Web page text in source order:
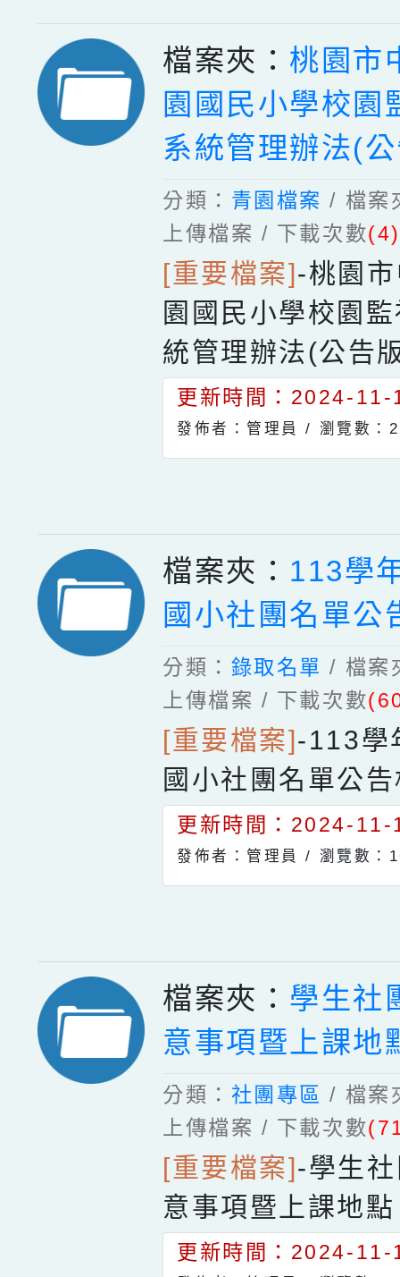
檔案夾： 桃園市
園國民小學校園
系統管理辦法(
分類： 青園檔案 / 檔案
上傳檔案 / 下載次數(4)
[重要檔案]-桃園
園國民小學校園
統管理辦法(公告
更新時間：2024-
發佈者：管理員 / 瀏覽數：
檔案夾： 113學
國小社團名單公
分類： 錄取名單 / 檔案
上傳檔案 / 下載次數
[重要檔案]-113學
國小社團名單公
更新時間：2024-
發佈者：管理員 / 瀏覽數：
檔案夾： 學生社
意事項暨上課地
分類： 社團專區 / 檔案
上傳檔案 / 下載次數
[重要檔案]-學生
意事項暨上課地點
更新時間：2024-